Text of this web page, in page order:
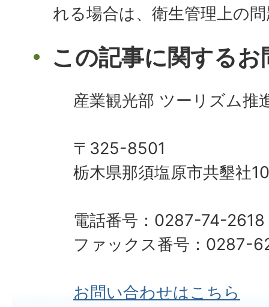
れる場合は、衛生管理上の
この記事に関する
産業観光部 ツーリズム推
〒325-8501
栃木県那須塩原市共墾社
電話番号：0287-74-2618
ファックス番号：0287-
お問い合わせはこちら